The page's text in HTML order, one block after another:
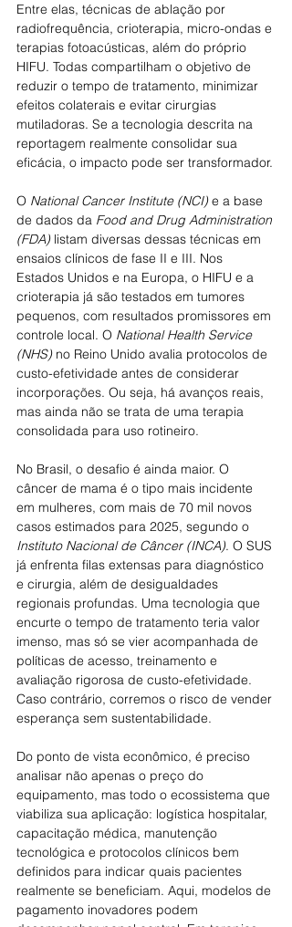
Entre elas, técnicas de ablação por
radiofrequência, crioterapia, micro-ondas e
terapias fotoacústicas, além do próprio
HIFU. Todas compartilham o objetivo de
reduzir o tempo de tratamento, minimizar
efeitos colaterais e evitar cirurgias
mutiladoras. Se a tecnologia descrita na
reportagem realmente consolidar sua
eficácia, o impacto pode ser transformador.
O National Cancer Institute (NCI) e a base
de dados da Food and Drug Administration
(FDA) listam diversas dessas técnicas em
ensaios clínicos de fase II e III. Nos
Estados Unidos e na Europa, o HIFU e a
crioterapia já são testados em tumores
pequenos, com resultados promissores em
controle local. O National Health Service
(NHS) no Reino Unido avalia protocolos de
custo-efetividade antes de considerar
incorporações. Ou seja, há avanços reais,
mas ainda não se trata de uma terapia
consolidada para uso rotineiro.
No Brasil, o desafio é ainda maior. O
câncer de mama é o tipo mais incidente
em mulheres, com mais de 70 mil novos
casos estimados para 2025, segundo o
Instituto Nacional de Câncer (INCA). O SUS
já enfrenta filas extensas para diagnóstico
e cirurgia, além de desigualdades
regionais profundas. Uma tecnologia que
encurte o tempo de tratamento teria valor
imenso, mas só se vier acompanhada de
políticas de acesso, treinamento e
avaliação rigorosa de custo-efetividade.
Caso contrário, corremos o risco de vender
esperança sem sustentabilidade.
Do ponto de vista econômico, é preciso
analisar não apenas o preço do
equipamento, mas todo o ecossistema que
viabiliza sua aplicação: logística hospitalar,
capacitação médica, manutenção
tecnológica e protocolos clínicos bem
definidos para indicar quais pacientes
realmente se beneficiam. Aqui, modelos de
pagamento inovadores podem